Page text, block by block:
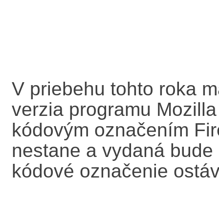
V priebehu tohto roka
verzia programu
kódovým označením
nestane a vydaná
kódové označenie